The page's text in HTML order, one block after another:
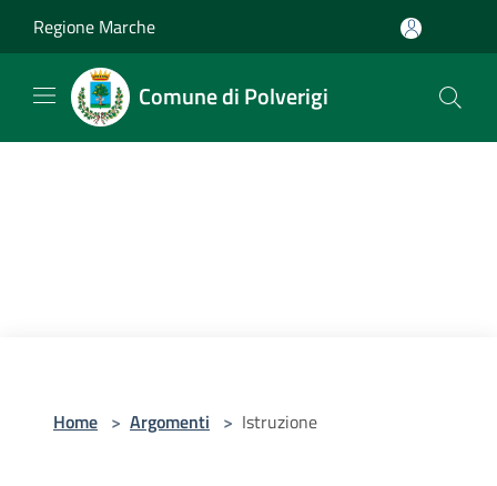
Regione Marche
Comune di Polverigi
Home > Argomenti > Istruzione